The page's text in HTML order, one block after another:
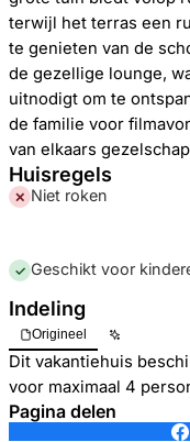
terwijl het terras een
te genieten van de
de gezellige lounge,
uitnodigt om te
de familie voor
van elkaars
Huisregels
✕ Niet roken
✓ Geschikt voor
Indeling
Origineel
Dit vakantiehuis
voor maximaal 4
Pagina delen